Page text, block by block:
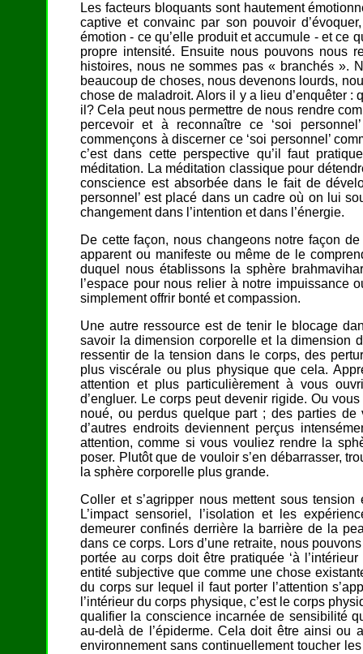
Les facteurs bloquants sont hautement
captive et convainc par son pouvoir
émotion - ce qu’elle produit et accumule - et ce
propre intensité. Ensuite nous pouvons nous
histoires, nous ne sommes pas « branchés ».
beaucoup de choses, nous devenons lourds,
chose de maladroit. Alors il y a lieu d’enquêter :
il? Cela peut nous permettre de nous rendre
percevoir et à reconnaître ce ‘soi
commençons à discerner ce ‘soi personnel’
c’est dans cette perspective qu’il faut
méditation. La méditation classique pour
conscience est absorbée dans le fait de
personnel’ est placé dans un cadre où on lui
changement dans l’intention et dans l’énergie.
De cette façon, nous changeons notre façon
apparent ou manifeste ou même de le
duquel nous établissons la sphère
l’espace pour nous relier à notre impuissance
simplement offrir bonté et compassion.
Une autre ressource est de tenir le blocage
savoir la dimension corporelle et la dimension
ressentir de la tension dans le corps, des
plus viscérale ou plus physique que cela.
attention et plus particulièrement à vous
d’engluer. Le corps peut devenir rigide. Ou
noué, ou perdus quelque part ; des parties
d’autres endroits deviennent perçus
attention, comme si vous vouliez rendre la
poser. Plutôt que de vouloir s’en débarrasser,
la sphère corporelle plus grande.
Coller et s’agripper nous mettent sous
L’impact sensoriel, l’isolation et les
demeurer confinés derrière la barrière de la
dans ce corps. Lors d’une retraite, nous
portée au corps doit être pratiquée ‘à
entité subjective que comme une chose
du corps sur lequel il faut porter l’attention
l’intérieur du corps physique, c’est le corps
qualifier la conscience incarnée de sensibilité
au-delà de l’épiderme. Cela doit être ainsi ou
environnement sans continuellement toucher